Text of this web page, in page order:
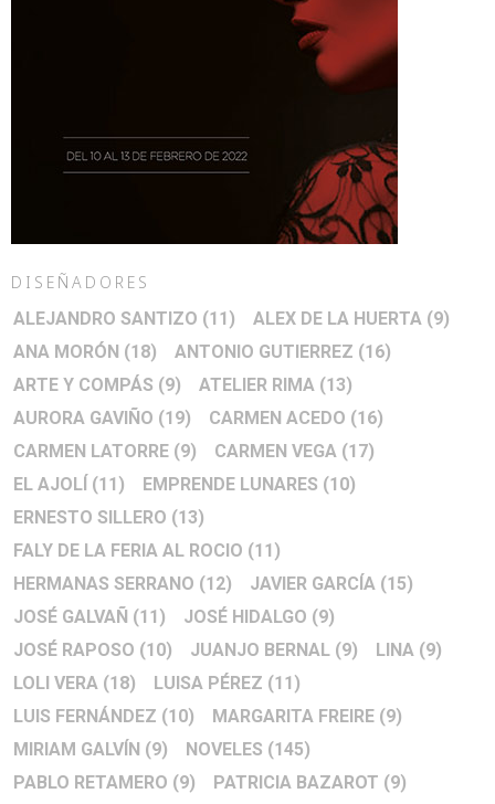
DISEÑADORES
ALEJANDRO SANTIZO (11) ALEX DE LA HUERTA (9)
ANA MORÓN (18) ANTONIO GUTIERREZ (16)
ARTE Y COMPÁS (9) ATELIER RIMA (13)
AURORA GAVIÑO (19) CARMEN ACEDO (16)
CARMEN LATORRE (9) CARMEN VEGA (17)
EL AJOLÍ (11) EMPRENDE LUNARES (10)
ERNESTO SILLERO (13)
FALY DE LA FERIA AL ROCIO (11)
HERMANAS SERRANO (12) JAVIER GARCÍA (15)
JOSÉ GALVAÑ (11) JOSÉ HIDALGO (9)
JOSÉ RAPOSO (10) JUANJO BERNAL (9) LINA (9)
LOLI VERA (18) LUISA PÉREZ (11)
LUIS FERNÁNDEZ (10) MARGARITA FREIRE (9)
MIRIAM GALVÍN (9) NOVELES (145)
PABLO RETAMERO (9) PATRICIA BAZAROT (9)